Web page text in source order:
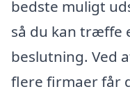
bedste muligt
så du kan træffe
beslutning. Ved
flere firmaer får